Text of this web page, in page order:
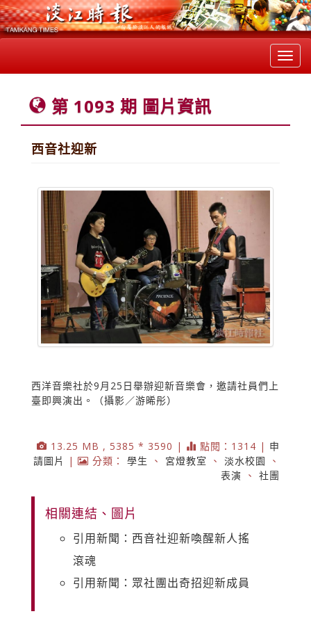
第 1093 期 圖片資訊
西音社迎新
西洋音樂社於9月25日舉辦迎新音樂會，邀請社員們上
臺即興演出。（攝影／游晞彤）
13.25 MB , 5385 * 3590 | 點閱：1314 | 申
請圖片
| 分類： 學生 、 宮燈教室 、 淡水校園
、
表演
、 社團
相關連結、圖片
引用新聞：西音社迎新喚醒新人搖
滾魂
引用新聞：眾社團出奇招迎新成員